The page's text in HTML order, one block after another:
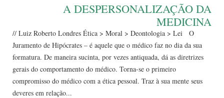
A DESPERSONALIZAÇÃO DA
MEDICINA
// Luiz Roberto Londres Ética > Moral > Deontologia > Lei O
Juramento de Hipócrates – é aquele que o médico faz no dia da sua
formatura. De maneira sucinta, por vezes antiquada, dá as diretrizes
gerais do comportamento do médico. Torna-se o primeiro
compromisso do médico com a ética pessoal. Traz à sua mente seus
deveres em relação...